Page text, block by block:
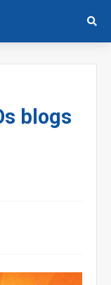
blogs